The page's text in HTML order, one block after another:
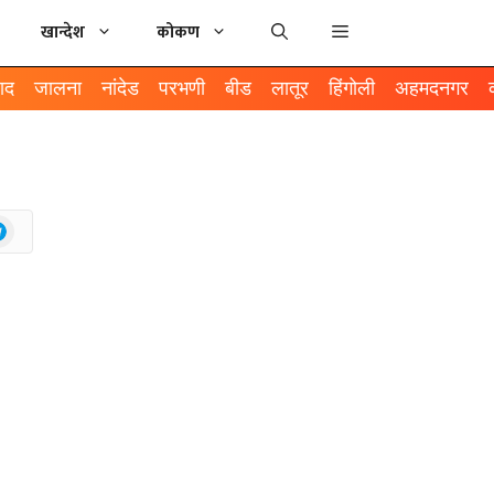
खान्देश कोकण
जालना नांदेड परभणी बीड लातूर हिंगोली अहमदनगर